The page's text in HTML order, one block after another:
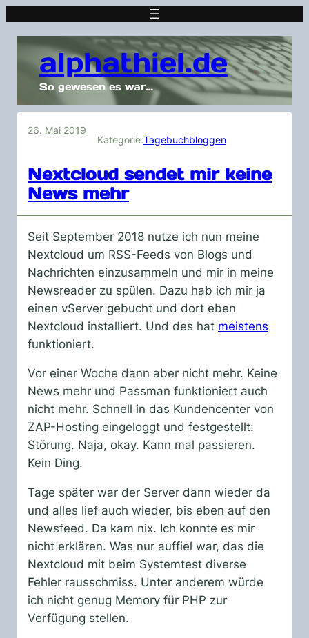
alphathiel.de
So gewesen es war…
26. Mai 2019
Kategorie:Tagebuchbloggen
Nextcloud sendet mir keine
News mehr
Seit September 2018 nutze ich nun meine
Nextcloud um RSS-Feeds von Blogs und
Nachrichten einzusammeln und mir in meine
Newsreader zu spülen. Dazu hab ich mir ja
einen vServer gebucht und dort eben
Nextcloud installiert. Und des hat meistens
funktioniert.
Vor einer Woche dann aber nicht mehr. Keine
News mehr und Passman funktioniert auch
nicht mehr. Schnell in das Kundencenter von
ZAP-Hosting eingeloggt und festgestellt:
Störung. Naja, okay. Kann mal passieren.
Kein Ding.
Tage später war der Server dann wieder da
und alles lief auch wieder, bis eben auf den
Newsfeed. Da kam nix. Ich konnte es mir
nicht erklären. Was nur auffiel war, das die
Nextcloud mit beim Systemtest diverse
Fehler rausschmiss. Unter anderem würde
ich nicht genug Memory für PHP zur
Verfügung stellen.